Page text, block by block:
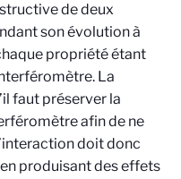
de deux
son évolution à
propriété étant
La
faut préserver la
afin de ne
doit donc
produisant des effets